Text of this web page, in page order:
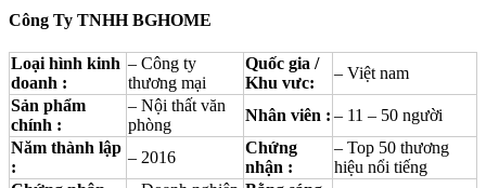
Công Ty TNHH BGHOME
Loại hình kinh
doanh :
– Công ty
thương mại
Quốc gia /
Khu vưc:
– Việt nam
Sản phẩm
chính :
– Nội thất văn
phòng
Nhân viên : – 11 – 50 người
Năm thành lập
:
– 2016
Chứng
nhận :
– Top 50 thương
hiệu nổi tiếng